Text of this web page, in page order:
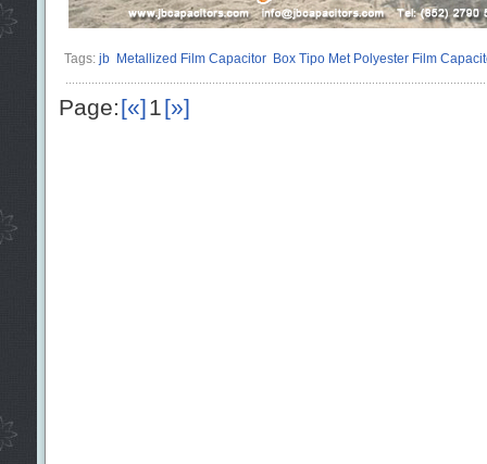
Tags: jb Metallized Film Capacitor Box Tipo Met Polyester Film
Page:[«]1[»]